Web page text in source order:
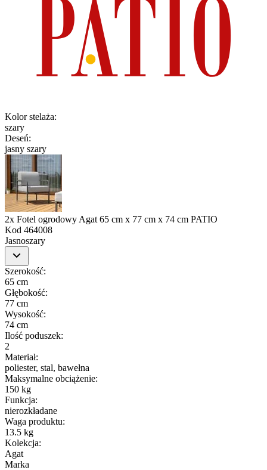
Kolor stelaża:
szary
Deseń:
jasny szary
2x Fotel ogrodowy Agat 65 cm x 77 cm x 74 cm PATIO
Kod 464008
Jasnoszary
Szerokość:
65 cm
Głębokość:
77 cm
Wysokość:
74 cm
Ilość poduszek:
2
Materiał:
poliester, stal, bawełna
Maksymalne obciążenie:
150 kg
Funkcja:
nierozkładane
Waga produktu:
13.5 kg
Kolekcja:
Agat
Marka